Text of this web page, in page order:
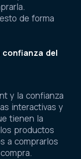
de forma
confianza del
y la confianza
interactivas y
tienen la
productos
a comprarlos